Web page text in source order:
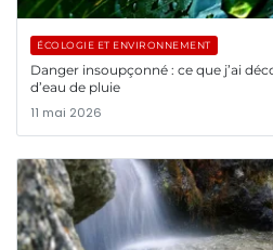
ÉCOLOGIE ET ENVIRONNEMENT
Danger insoupçonné : ce que j’ai
d’eau de pluie
11 mai 2026